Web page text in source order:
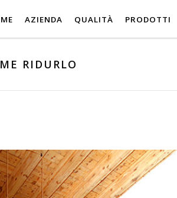
AZIENDA QUALITÀ PRODOTTI
RIDURLO